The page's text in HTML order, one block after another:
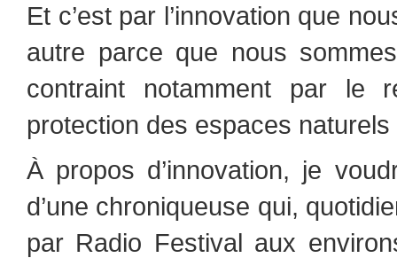
Et c’est par l’innovation que
autre parce que nous
contraint notamment par le
protection des espaces
À propos d’innovation, je
d’une chroniqueuse qui,
par Radio Festival aux